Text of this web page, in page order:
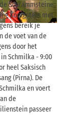
Schrammsteine.
Königstein met
bereik je
de voet van de
door het
Schmilka - 9:00
heel Saksisch
(Pirna). De
en voert
de
passeer